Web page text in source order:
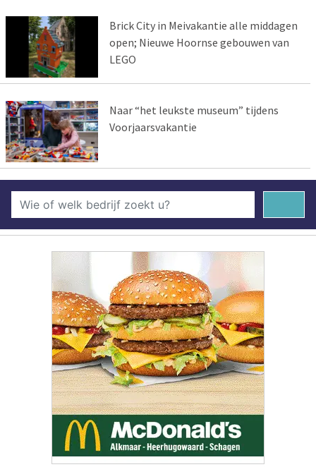
Brick City in Meivakantie alle middagen
open; Nieuwe Hoornse gebouwen van
LEGO
Naar “het leukste museum” tijdens
Voorjaarsvakantie